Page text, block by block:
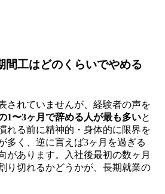
間工はどのくらいでやめる
されていませんが、経験者の声を
1〜3ヶ月で辞める人が最も多いと
れる前に精神的・身体的に限界を
多く、逆に言えば3ヶ月を過ぎる
があります。入社後最初の数ヶ月
り切れるかどうかが、長期就業の